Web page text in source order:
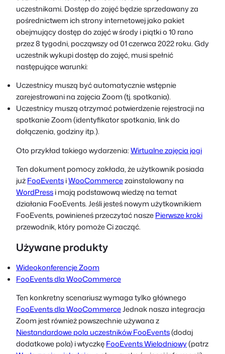
uczestnikami. Dostęp do zajęć będzie sprzedawany za
pośrednictwem ich strony internetowej jako pakiet
obejmujący dostęp do zajęć w środy i piątki o 10 rano
przez 8 tygodni, począwszy od 01 czerwca 2022 roku. Gdy
uczestnik wykupi dostęp do zajęć, musi spełnić
następujące warunki:
Uczestnicy muszą być automatycznie wstępnie
zarejestrowani na zajęcia Zoom (tj. spotkania).
Uczestnicy muszą otrzymać potwierdzenie rejestracji na
spotkanie Zoom (identyfikator spotkania, link do
dołączenia, godziny itp.).
Oto przykład takiego wydarzenia:Wirtualne zajęcia jogi
Ten dokument pomocy zakłada, że użytkownik posiada
jużFooEventsiWooCommercezainstalowany na
WordPressi mają podstawową wiedzę na temat
działania FooEvents. Jeśli jesteś nowym użytkownikiem
FooEvents, powinieneś przeczytać naszePierwsze kroki
przewodnik, który pomoże Ci zacząć.
Używane produkty
Wideokonferencje Zoom
FooEvents dla WooCommerce
Ten konkretny scenariusz wymaga tylko głównego
FooEvents dla WooCommerceJednak nasza integracja
Zoom jest również powszechnie używana z
Niestandardowe pola uczestników FooEvents(dodaj
dodatkowe pola) i wtyczkęFooEvents Wielodniowy(patrz